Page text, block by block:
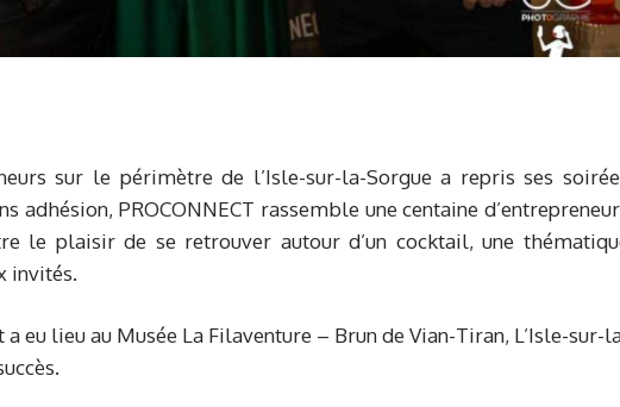
sur le périmètre de l’Isle-sur-la-Sorgue a repris ses
adhésion, PROCONNECT rassemble une centaine
le plaisir de se retrouver autour d’un cocktail, une
invités.
a eu lieu au Musée La Filaventure – Brun de Vian-Tiran, L’Isle-sur-